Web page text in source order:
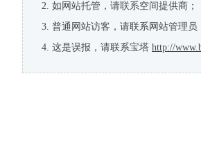
如网站托管，请联系空间提供商；
普通网站访客，请联系网站管理员
这是误报，请联系宝塔 http://